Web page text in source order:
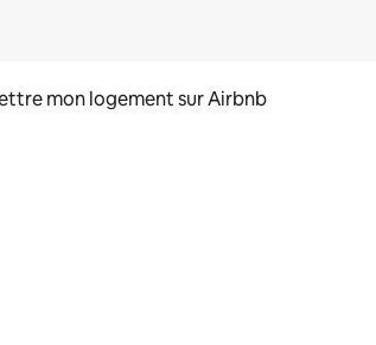
mon logement sur Airbnb